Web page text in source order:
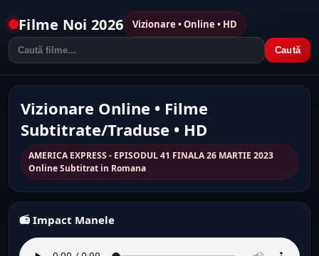
Filme Noi 2026 Vizionare • Online • HD
Caută
Vizionare Online • Filme
Subtitrate/Traduse • HD
AMERICA EXPRESS - EPISODUL 41 FINALA 26 MARTIE 2023
Online Subtitrat in Romana
📻 Impact Manele